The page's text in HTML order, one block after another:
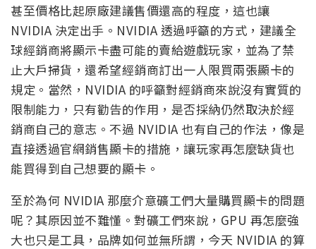
甚至價格比起原廠建議售價還高的程度，這也讓
NVIDIA 決定出手。NVIDIA 透過呼籲的方式，建議全
球經銷商將顯示卡盡可能的賣給遊戲玩家，並為了禁
止大戶掃貨，還希望經銷商訂出一人限買兩張顯卡的
規定。當然，NVIDIA 的呼籲對經銷商來說沒有實質的
限制能力，只有勸告的作用，是否採納仍然取決於經
銷商自己的意志。不過 NVIDIA 也有自己的作法，像是
直接透過官網銷售顯卡的措施，讓玩家再怎麼缺貨也
能買得到自己想要的顯卡。
至於為何 NVIDIA 那麼介意礦工們大量購買顯卡的問題
呢？其原因並不難懂。對礦工們來說，GPU 再怎麼強
大也只是工具，品牌如何並無所謂，今天 NVIDIA 的算